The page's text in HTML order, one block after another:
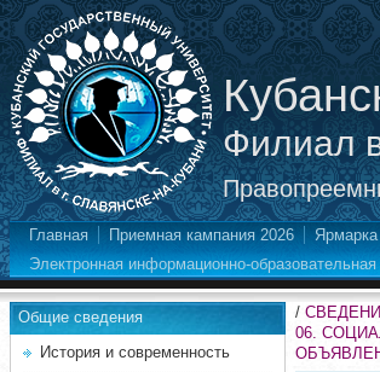
Филиал
Главная Приемная кампания 2026 Ярмарка
Электронная информационно-
Общие сведения
История и современность
/
06.